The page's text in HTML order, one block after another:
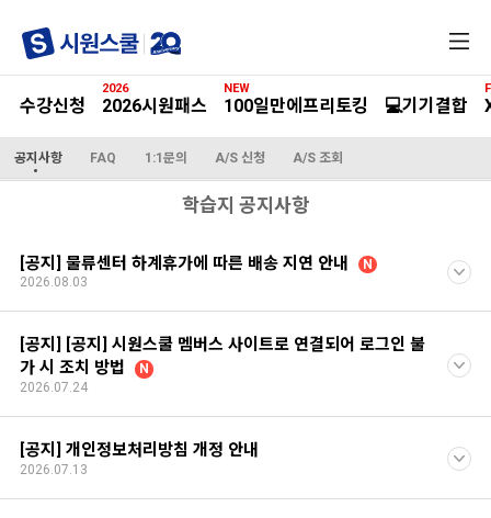
메
수강신청 2026시원패스
2026
100일만에프리토킹
NEW
💻기기결합
공지사항 FAQ 1:1문의 A/S 신청 A/S 조회
학습지 공지사항
[공지] 물류센터 하계휴가에 따른 배송 지연 안내
N
2026.08.03
[공지] [공지] 시원스쿨 멤버스 사이트로 연결되어 로그인 불
가 시 조치 방법
N
2026.07.24
[공지] 개인정보처리방침 개정 안내
2026.07.13